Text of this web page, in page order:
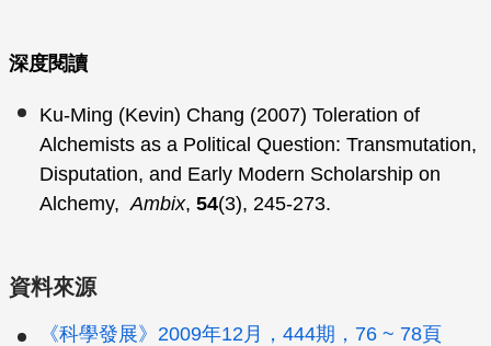
深度閱讀
Ku-Ming (Kevin) Chang (2007) Toleration of
Alchemists as a Political Question: Transmutation,
Disputation, and Early Modern Scholarship on
Alchemy,Ambix, 54(3), 245-273.
資料來源
《科學發展》2009年12月，444期，76 ~ 78頁